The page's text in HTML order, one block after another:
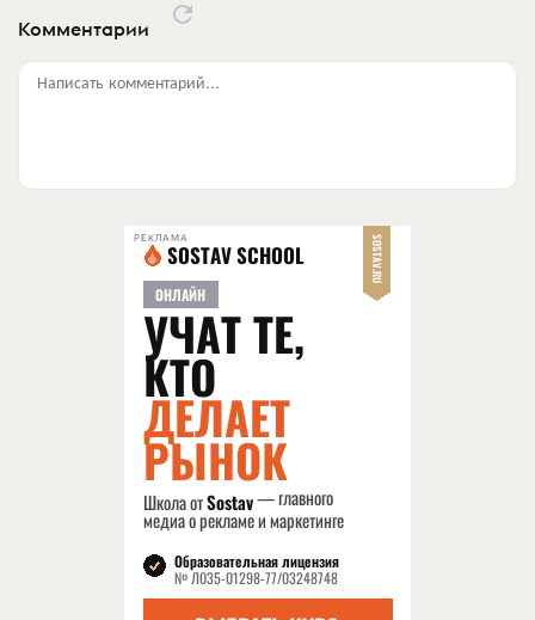
Комментарии
Написать комментарий...
РЕКЛАМА